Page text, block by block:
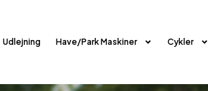
Udlejning Have/Park Maskiner Cykler